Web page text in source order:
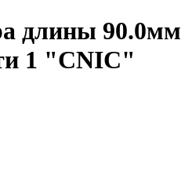
длины 90.0мм
1 "CNIC"